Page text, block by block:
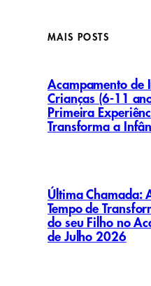
MAIS POSTS
Acampamento de
Crianças (6-11
Primeira
Transforma a
Última Chamada:
Tempo de
do seu Filho no
de Julho 2026